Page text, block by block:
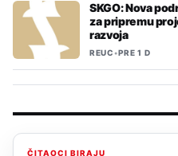
SKGO: Nova
za pripremu
razvoja
REUC•PRE 1 D
ČITAOCI BIRAJU